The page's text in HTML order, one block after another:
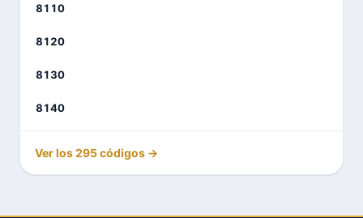
8110
8120
8130
8140
Ver los 295 códigos →